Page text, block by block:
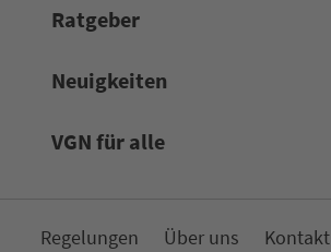
Rat­ge­ber
Neuigkeiten
VGN für alle
Re­ge­lungen Über uns Kon­takt